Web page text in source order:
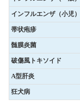
インフルエンザ（小児）
帯状疱疹
髄膜炎菌
破傷風トキソイド
A型肝炎
狂犬病